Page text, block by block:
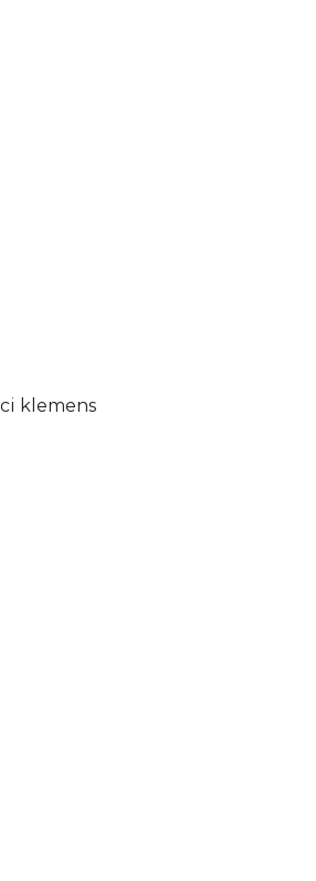
klemens